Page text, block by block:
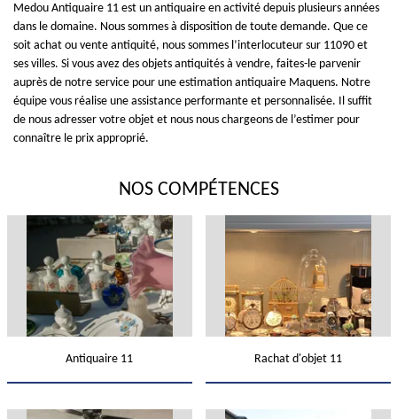
Medou Antiquaire 11 est un antiquaire en activité depuis plusieurs années
dans le domaine. Nous sommes à disposition de toute demande. Que ce
soit achat ou vente antiquité, nous sommes l’interlocuteur sur 11090 et
ses villes. Si vous avez des objets antiquités à vendre, faites-le parvenir
auprès de notre service pour une estimation antiquaire Maquens. Notre
équipe vous réalise une assistance performante et personnalisée. Il suffit
de nous adresser votre objet et nous nous chargeons de l’estimer pour
connaître le prix approprié.
NOS COMPÉTENCES
Antiquaire 11 Rachat d'objet 11